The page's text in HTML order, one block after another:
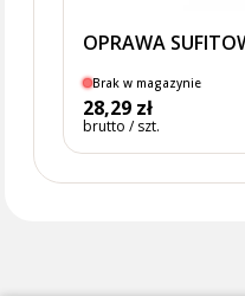
OPRAWA
Brak w magazynie
28,29 zł
brutto / szt.